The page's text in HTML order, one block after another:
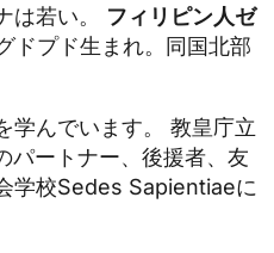
は若い。 フィリピン人ゼ
ドプド生まれ。同国北部
学んでいます。 教皇庁立
パートナー、後援者、友
学校Sedes Sapientiaeに